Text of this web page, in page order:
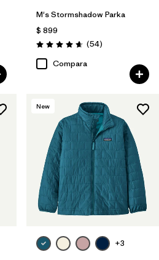
M's Stormshadow Parka
$ 899
Valoración: 4.7 / 5
(54Comentarios
)
Compara
New
+3